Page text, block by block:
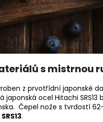
s mistrnou
z prvotřídní japonské
ocel Hitachi
Čepel nože s tvrdostí
SRS13.